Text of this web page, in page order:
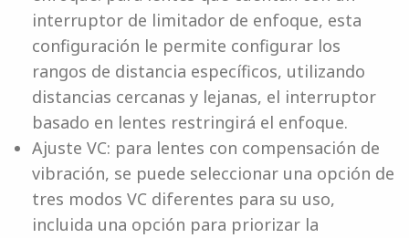
interruptor de limitador de enfoque, esta
configuración le permite configurar los
rangos de distancia específicos, utilizando
distancias cercanas y lejanas, el interruptor
basado en lentes restringirá el enfoque.
Ajuste VC: para lentes con compensación de
vibración, se puede seleccionar una opción de
tres modos VC diferentes para su uso,
incluida una opción para priorizar la